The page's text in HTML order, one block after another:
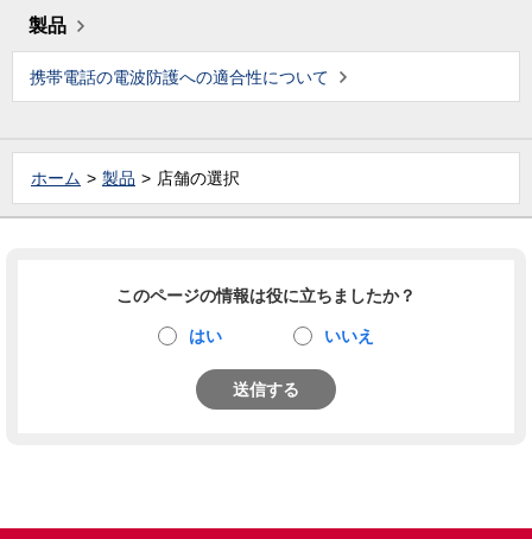
製品
携帯電話の電波防護への適合性について
ホーム 製品 店舗の選択
このページの情報は役に立ちましたか？
はい いいえ
送信する